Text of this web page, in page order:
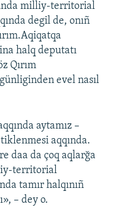
milliy-territorial
degil de, onıñ
halq deputatı
Qırım
evel nasıl
aytamız –
aqqında.
daa da çoq aqlarğa
territorial
tamır halqınıñ
– dey o.